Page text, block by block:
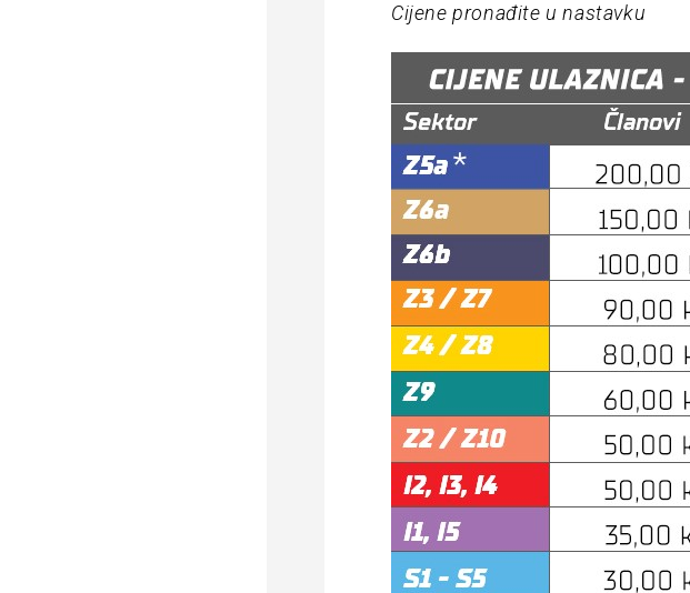
Cijene pronađite u nastavku